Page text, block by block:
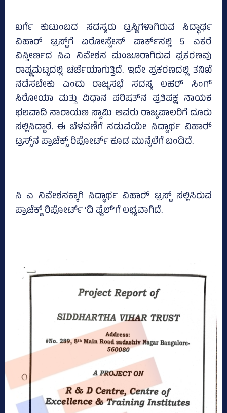
ಖರ್ಗೆ ಕುಟುಂಬದ ಸದಸ್ಯರು ಟ್ರಸ್ಟಿಗಳಾಗಿರುವ ಸಿದ್ಧಾರ್ಥ
ವಿಹಾರ್ ಟ್ರಸ್ಟ್‌ಗೆ ಏರೋಸ್ಪೇಸ್‌ ಪಾರ್ಕ್‌ನಲ್ಲಿ 5 ಎಕರೆ
ವಿಸ್ತೀರ್ಣದ ಸಿಎ ನಿವೇಶನ ಮಂಜೂರಾಗಿರುವ ಪ್ರಕರಣವು
ರಾಷ್ಟ್ರಮಟ್ಟದಲ್ಲಿ ಚರ್ಚೆಯಾಗುತ್ತಿದೆ. ಇದೇ ಪ್ರಕರಣದಲ್ಲಿ ತನಿಖೆ
ನಡೆಸಬೇಕು ಎಂದು ರಾಜ್ಯಸಭೆ ಸದಸ್ಯ ಲಹರ್‍‌ ಸಿಂಗ್‌
ಸಿರೋಯಾ ಮತ್ತು ವಿಧಾನ ಪರಿಷತ್‌ನ ಪ್ರತಿಪಕ್ಷ ನಾಯಕ
ಛಲವಾದಿ ನಾರಾಯಣ ಸ್ವಾಮಿ ಅವರು ರಾಜ್ಯಪಾಲರಿಗೆ ದೂರು
ಸಲ್ಲಿಸಿದ್ದಾರೆ. ಈ ಬೆಳವಣಿಗೆ ನಡುವೆಯೇ ಸಿದ್ದಾರ್ಥ ವಿಹಾರ್‍‌
ಟ್ರಸ್ಟ್‌ನ ಪ್ರಾಜೆಕ್ಟ್‌ ರಿಪೋರ್ಟ್‌ ಕೂಡ ಮುನ್ನೆಲೆಗೆ ಬಂದಿದೆ.
ಸಿ ಎ ನಿವೇಶನಕ್ಕಾಗಿ ಸಿದ್ಧಾರ್ಥ ವಿಹಾರ್‍‌ ಟ್ರಸ್ಟ್‌ ಸಲ್ಲಿಸಿರುವ
ಪ್ರಾಜೆಕ್ಟ್‌ ರಿಪೋರ್ಟ್‌ ‘ದಿ ಫೈಲ್‌’ಗೆ ಲಭ್ಯವಾಗಿದೆ.